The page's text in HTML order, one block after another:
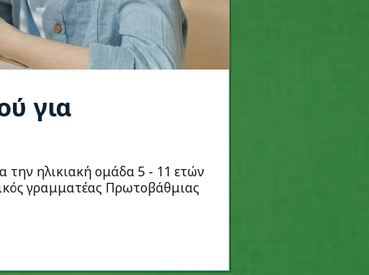
για
την ηλικιακή ομάδα 5 - 11 ετών
γραμματέας Πρωτοβάθμιας